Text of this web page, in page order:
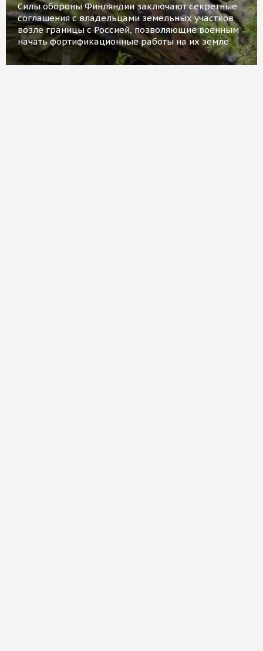
Силы обороны Финляндии заключают секретные
соглашения с владельцами земельных участков
возле границы с Россией, позволяющие военным
начать фортификационные работы на их земле